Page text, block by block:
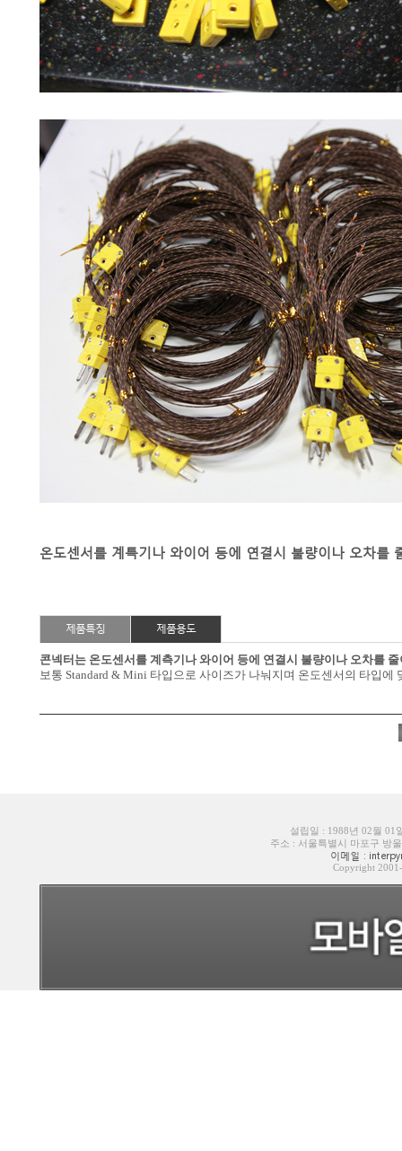
온도센서를 계특기나 와이어 등에 연결시 불량이나 오차를
제품특징 제품용도
콘넥터는 온도센서를 계측기나 와이어 등에 연결시 불량이나 오차를
보통 Standard & Mini 타입으로 사이즈가 나눠지며 온도센서의 타입에
설립일 : 1988년 02월
주소 : 서울특별시 마포구 방
이메일 :
Copyright